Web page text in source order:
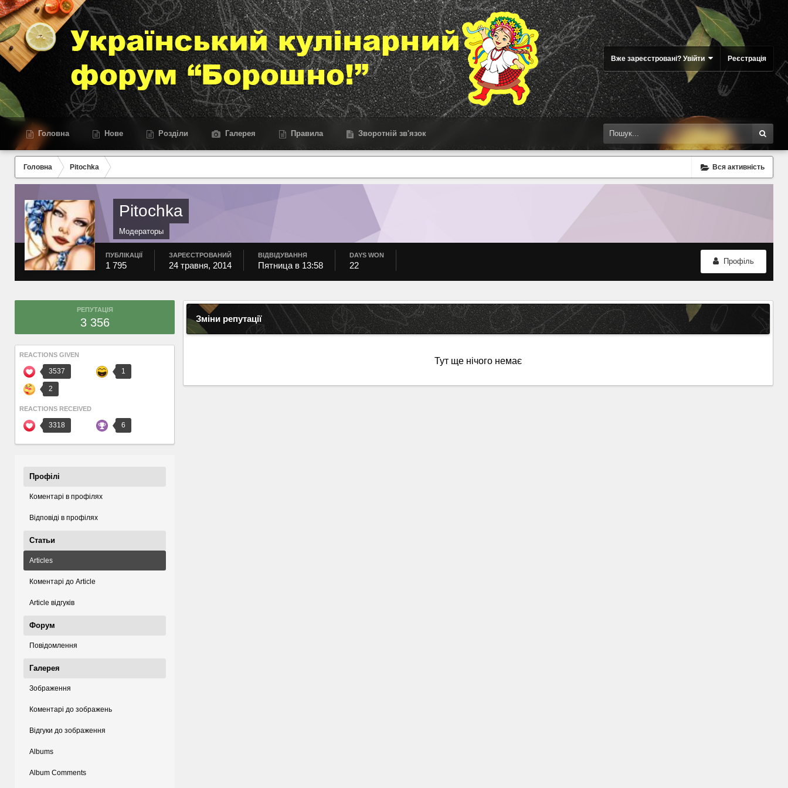
Вже зареєстровані? Увійти Реєстрація
Головна Нове Розділи Галерея Правила Зворотній зв'язок
Вся активність
Головна Pitochka
Pitochka
Модераторы
Профіль
ПУБЛІКАЦІЇ
1 795
ЗАРЕЄСТРОВАНИЙ
24 травня, 2014
ВІДВІДУВАННЯ
Пятница в 13:58
DAYS WON
22
РЕПУТАЦІЯ
3 356
REACTIONS GIVEN
3537 1
2
REACTIONS RECEIVED
3318 6
Профілі
Коментарі в профілях
Відповіді в профілях
Статьи
Articles
Коментарі до Article
Article відгуків
Форум
Повідомлення
Галерея
Зображення
Коментарі до зображень
Відгуки до зображення
Albums
Album Comments
Зміни репутації
Тут ще нічого немає